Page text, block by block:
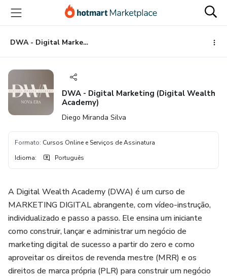
para
conteúdo
principal
para
pagamento
para
rodapé
DWA - Digital Marketing (Digital Wealth Academy)
DWA - Digital Marketing (Digital Wealth
Academy)
Diego Miranda Silva
Formato: Cursos Online e Serviços de Assinatura
Idioma: Português
A Digital Wealth Academy (DWA) é um curso de
MARKETING DIGITAL abrangente, com vídeo-instrução,
individualizado e passo a passo. Ele ensina um iniciante
como construir, lançar e administrar um negócio de
marketing digital de sucesso a partir do zero e como
aproveitar os direitos de revenda mestre (MRR) e os
direitos de marca própria (PLR) para construir um negócio